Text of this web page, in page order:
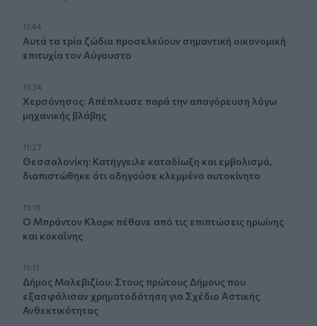
11:44
Αυτά τα τρία ζώδια προσελκύουν σημαντική οικονομική
επιτυχία τον Αύγουστο
11:34
Χερσόνησος: Απέπλευσε παρά την απαγόρευση λόγω
μηχανικής βλάβης
11:27
Θεσσαλονίκη: Κατήγγειλε καταδίωξη και εμβολισμό,
διαπιστώθηκε ότι οδηγούσε κλεμμένο αυτοκίνητο
11:19
Ο Μπράντον Κλαρκ πέθανε από τις επιπτώσεις ηρωίνης
και κοκαΐνης
11:11
Δήμος Μαλεβιζίου: Στους πρώτους Δήμους που
εξασφάλισαν χρηματοδότηση για Σχέδιο Αστικής
Ανθεκτικότητας